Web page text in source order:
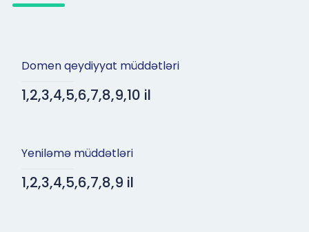
Domen qeydiyyat müddətləri
1,2,3,4,5,6,7,8,9,10 il
Yeniləmə müddətləri
1,2,3,4,5,6,7,8,9 il